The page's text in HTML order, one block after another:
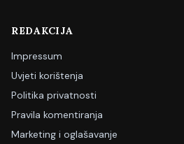
REDAKCIJA
Impressum
Uvjeti korištenja
Politika privatnosti
Pravila komentiranja
Marketing i oglašavanje